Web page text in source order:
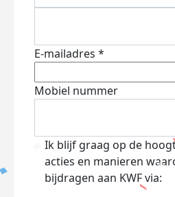
E-mailadres *
Mobiel nummer
Ik blijf graag op de
acties en manieren
bijdragen aan KWF via: